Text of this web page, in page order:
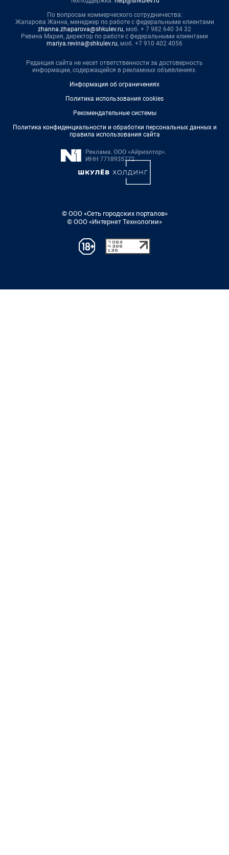
По вопросам коммерческого сотрудничества:
Жапарова Жанна, менеджер по работе с федеральными клиентами
zhanna.zhaparova@shkulev.ru, моб. + 7 982 640 34 32
Ревина Мария, директор по работе с федеральными клиентами
mariya.revina@shkulev.ru, моб. +7 910 402 4056
Редакция сайта не несет ответственности за достоверность
информации, содержащейся в рекламных объявлениях.
Информация об ограничениях
Политика использования cookies
Рекомендательные системы
Политика конфиденциальности и обработки персональных данных и
правила использования сайта
© ООО «Сеть городских порталов»
© ООО «Интернет Технологии»